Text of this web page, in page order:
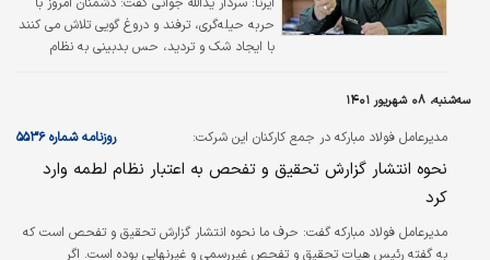
حربه حیله‌گری، ترفند و دروغ گویی تلاش می کنند
با ایجاد شک و تردید، حس بدبینی به نظام
سه‌شنبه، ۰۸ شهریور ۱۴۰۱
مدیرعامل فولاد مبارکه در جمع کارکنان این شرکت: روزنامه شماره ۵۵۳۶
نحوه انتشار گزارش تحقیق و تفحص به اعتبار نظام لطمه وارد
کرد
مدیرعامل فولاد مبارکه گفت: حرف ما نحوه انتشار گزارش تحقیق و تفحص است که
به گفته رئیس هیات تحقیق و تفحص غیررسمی و غیرنهایی بوده است. اگر